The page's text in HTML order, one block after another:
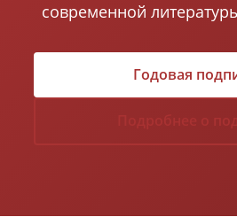
современной
Годовая
Подробнее о